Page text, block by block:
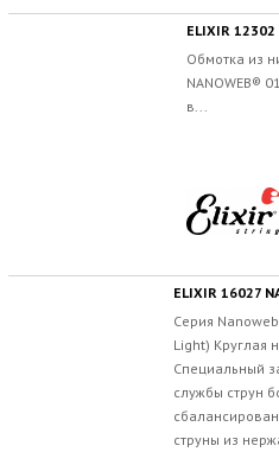
ELIXIR 12302
Обмотка из
NANOWEB®
в...
Серия
Light) Круглая
Специальный
службы струн
струны из